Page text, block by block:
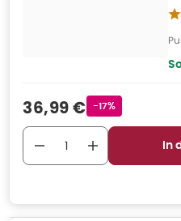
Verkaufspreis
36,99 € Rabattstempel
-17%
In